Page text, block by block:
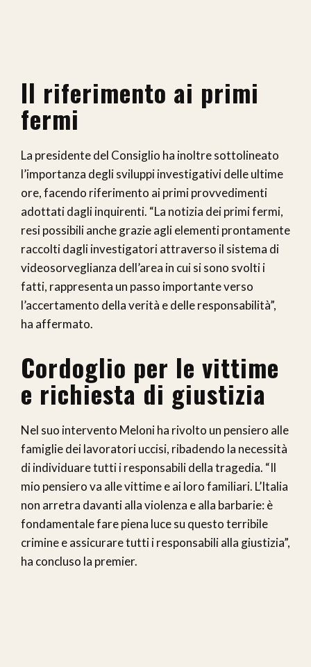
Il riferimento ai primi
fermi
La presidente del Consiglio ha inoltre sottolineato
l’importanza degli sviluppi investigativi delle ultime
ore, facendo riferimento ai primi provvedimenti
adottati dagli inquirenti. “La notizia dei primi fermi,
resi possibili anche grazie agli elementi prontamente
raccolti dagli investigatori attraverso il sistema di
videosorveglianza dell’area in cui si sono svolti i
fatti, rappresenta un passo importante verso
l’accertamento della verità e delle responsabilità”,
ha affermato.
Cordoglio per le vittime
e richiesta di giustizia
Nel suo intervento Meloni ha rivolto un pensiero alle
famiglie dei lavoratori uccisi, ribadendo la necessità
di individuare tutti i responsabili della tragedia. “Il
mio pensiero va alle vittime e ai loro familiari. L’Italia
non arretra davanti alla violenza e alla barbarie: è
fondamentale fare piena luce su questo terribile
crimine e assicurare tutti i responsabili alla giustizia”,
ha concluso la premier.